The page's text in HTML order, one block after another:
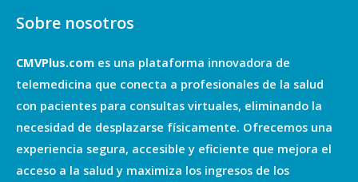
Sobre nosotros
CMVPlus.com es una plataforma innovadora de
telemedicina que conecta a profesionales de la salud
con pacientes para consultas virtuales, eliminando la
necesidad de desplazarse físicamente. Ofrecemos una
experiencia segura, accesible y eficiente que mejora el
acceso a la salud y maximiza los ingresos de los